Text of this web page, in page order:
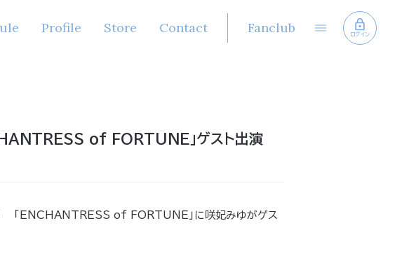
Profile Store Contact Fanclub ログイン
of FORTUNE」ゲスト出演
ENCHANTRESS of FORTUNE」に咲妃みゆがゲス